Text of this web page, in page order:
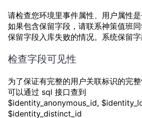
请检查您环境里事件属性、用户属性是
如果包含保留字段，请联系神策值班
保留字段入库失败的情况。系统保留字
检查字段可见性
为了保证有完整的用户关联标识的完
可以通过 sql 接口查到
$identity_anonymous_id,
$identity_distinct_id